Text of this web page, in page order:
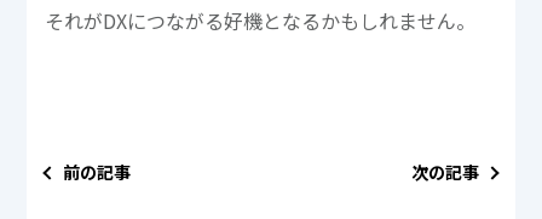
それがDXにつながる好機となるかもしれません。
前の記事 次の記事